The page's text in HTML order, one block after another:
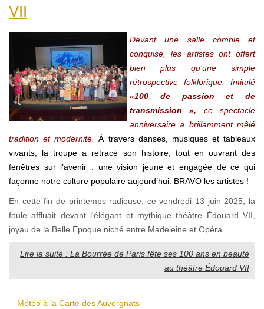
VII
Devant une salle comble et
conquise, les artistes ont offert
bien plus qu’une simple
rétrospective folklorique. Intitulé
«100 de passion et de
transmission », ce spectacle
anniversaire a brillamment mêlé
tradition et modernité.À travers danses, musiques et tableaux
vivants, la troupe a retracé son histoire, tout en ouvrant des
fenêtres sur l’avenir : une vision jeune et engagée de ce qui
façonne notre culture populaire aujourd’hui. BRAVO les artistes !
En cette fin de printemps radieuse, ce vendredi 13 juin 2025, la
foule affluait devant l'élégant et mythique théâtre Édouard VII,
joyau de la Belle Époque niché entre Madeleine et Opéra.
Lire la suite : La Bourrée de Paris fête ses 100 ans en beauté
au théâtre Édouard VII
Météo à la Carte des Auvergnats